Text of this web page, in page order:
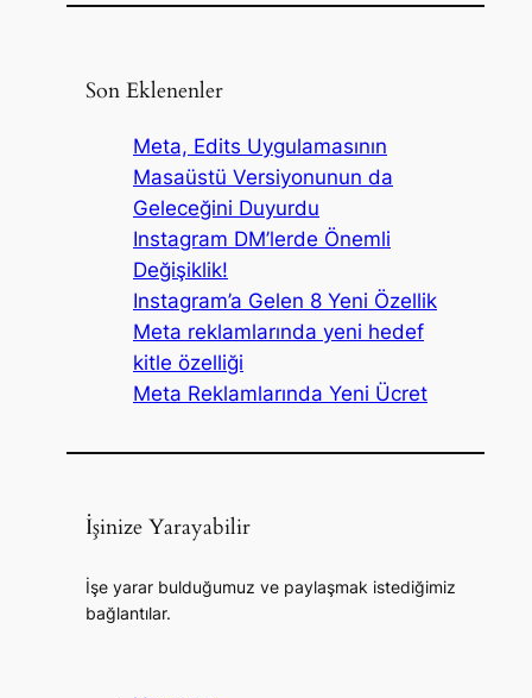
Son Eklenenler
Meta, Edits Uygulamasının
Masaüstü Versiyonunun da
Geleceğini Duyurdu
Instagram DM’lerde Önemli
Değişiklik!
Instagram’a Gelen 8 Yeni Özellik
Meta reklamlarında yeni hedef
kitle özelliği
Meta Reklamlarında Yeni Ücret
İşinize Yarayabilir
İşe yarar bulduğumuz ve paylaşmak istediğimiz
bağlantılar.